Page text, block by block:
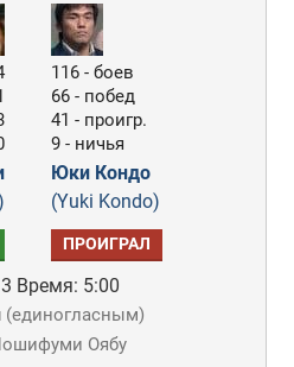
116 - боев
66 - побед
41 - проигр.
9 - ничья
Юки Кондо
(Yuki Kondo)
ПРОИГРАЛ
Время: 5:00
(единогласным)
Оябу